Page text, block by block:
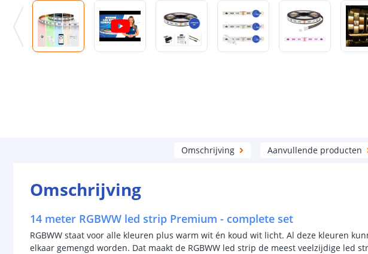
Omschrijving Aanvullende producten
Omschrijving
14 meter RGBWW led strip Premium - complete set
RGBWW staat voor alle kleuren plus warm wit én koud wit licht. Al deze kleuren
elkaar gemengd worden. Dat maakt de RGBWW led strip de meest veelzijdige led